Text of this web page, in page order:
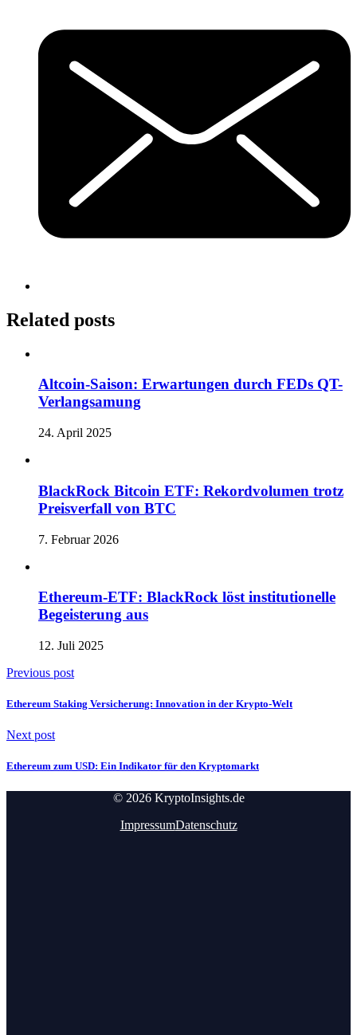
Related posts
Altcoin-Saison: Erwartungen durch FEDs QT-
Verlangsamung
24. April 2025
BlackRock Bitcoin ETF: Rekordvolumen trotz
Preisverfall von BTC
7. Februar 2026
Ethereum-ETF: BlackRock löst institutionelle
Begeisterung aus
12. Juli 2025
Previous post
Ethereum Staking Versicherung: Innovation in der Krypto-Welt
Next post
Ethereum zum USD: Ein Indikator für den Kryptomarkt
© 2026 KryptoInsights.de
ImpressumDatenschutz